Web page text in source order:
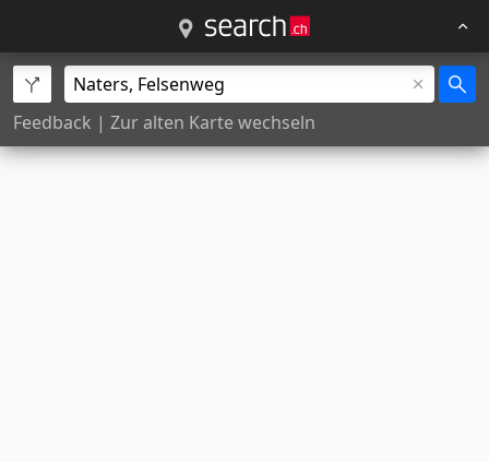
Feedback | Zur alten Karte wechseln